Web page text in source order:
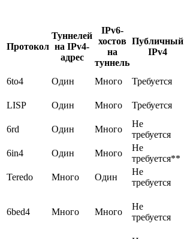
Протокол
Туннелей
на IPv4-
адрес
IPv6-
хостов
на
туннель
Публичный
IPv4
6to4 Один Много Требуется
LISP Один Много Требуется
6rd Один Много
Не
требуется
6in4
Один Много
Не
требуется**
Teredo Много Один
Не
требуется
6bed4 Много Много
Не
требуется